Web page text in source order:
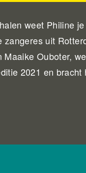
weet Philine
uit
Ouboter,
2021 en bracht